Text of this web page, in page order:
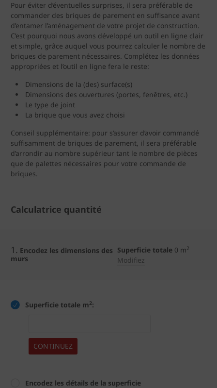
Pour éviter d’éventuelles surprises, il sera préférable de
commander des briques de parement en suffisance avant
d’entamer l’aménagement de votre projet de construction.
C’est pourquoi nous avons développé un outil en ligne clair
et simple, grâce auquel vous pourrez calculer le nombre de
briques de parement nécessaires. Complétez les données
appropriées et l’outil en ligne fera le reste:
Dimensions de la (des) surface(s)
Dimensions des ouvertures (portes, fenêtres, etc.)
Le type de joint
La brique que vous avez choisi
Conseil supplémentaire: pour s’assurer d’avoir commandé
suffisamment de briques de parement, il sera préférable
d’arrondir au nombre supérieur tant le nombre de pièces
que de palettes nécessaires pour votre commande de
briques.
Calculatrice quantité
1. Encodez les dimensions des
murs
Superficie totale 0 m2
Modifiez
Superficie totale m2:
CONTINUEZ
Encodez les détails de la superficie